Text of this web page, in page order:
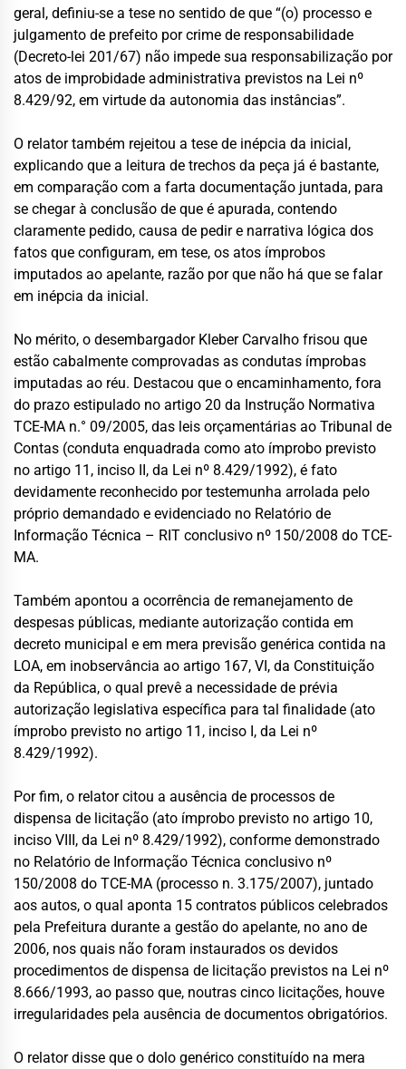
geral, definiu-se a tese no sentido de que “(o) processo e
julgamento de prefeito por crime de responsabilidade
(Decreto-lei 201/67) não impede sua responsabilização por
atos de improbidade administrativa previstos na Lei nº
8.429/92, em virtude da autonomia das instâncias”.
O relator também rejeitou a tese de inépcia da inicial,
explicando que a leitura de trechos da peça já é bastante,
em comparação com a farta documentação juntada, para
se chegar à conclusão de que é apurada, contendo
claramente pedido, causa de pedir e narrativa lógica dos
fatos que configuram, em tese, os atos ímprobos
imputados ao apelante, razão por que não há que se falar
em inépcia da inicial.
No mérito, o desembargador Kleber Carvalho frisou que
estão cabalmente comprovadas as condutas ímprobas
imputadas ao réu. Destacou que o encaminhamento, fora
do prazo estipulado no artigo 20 da Instrução Normativa
TCE-MA n.° 09/2005, das leis orçamentárias ao Tribunal de
Contas (conduta enquadrada como ato ímprobo previsto
no artigo 11, inciso II, da Lei nº 8.429/1992), é fato
devidamente reconhecido por testemunha arrolada pelo
próprio demandado e evidenciado no Relatório de
Informação Técnica – RIT conclusivo nº 150/2008 do TCE-
MA.
Também apontou a ocorrência de remanejamento de
despesas públicas, mediante autorização contida em
decreto municipal e em mera previsão genérica contida na
LOA, em inobservância ao artigo 167, VI, da Constituição
da República, o qual prevê a necessidade de prévia
autorização legislativa específica para tal finalidade (ato
ímprobo previsto no artigo 11, inciso I, da Lei nº
8.429/1992).
Por fim, o relator citou a ausência de processos de
dispensa de licitação (ato ímprobo previsto no artigo 10,
inciso VIII, da Lei nº 8.429/1992), conforme demonstrado
no Relatório de Informação Técnica conclusivo nº
150/2008 do TCE-MA (processo n. 3.175/2007), juntado
aos autos, o qual aponta 15 contratos públicos celebrados
pela Prefeitura durante a gestão do apelante, no ano de
2006, nos quais não foram instaurados os devidos
procedimentos de dispensa de licitação previstos na Lei nº
8.666/1993, ao passo que, noutras cinco licitações, houve
irregularidades pela ausência de documentos obrigatórios.
O relator disse que o dolo genérico constituído na mera